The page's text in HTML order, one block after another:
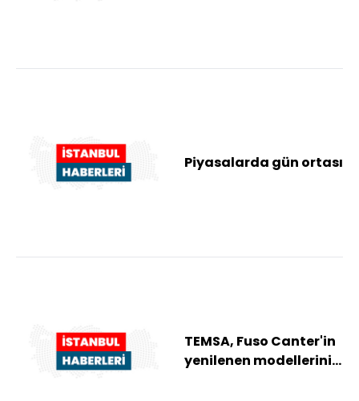
Piyasalarda gün ortası
TEMSA, Fuso Canter'in
yenilenen modellerini